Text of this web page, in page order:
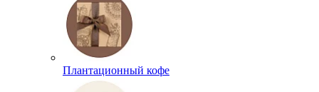
Плантационный кофе